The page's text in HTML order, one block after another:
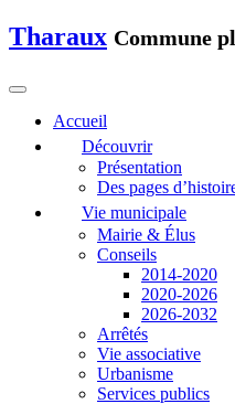
Tharaux Commune
Accueil
Découvrir
Présentation
Des pages
Vie municipale
Mairie & Élus
Conseils
2014-2020
2020-2026
2026-2032
Arrêtés
Vie associative
Urbanisme
Services publics